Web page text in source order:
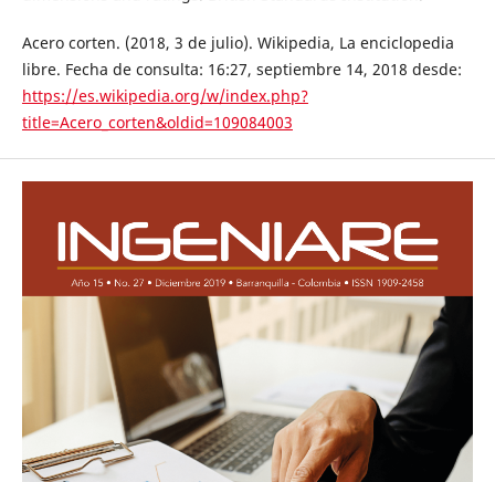
Acero corten. (2018, 3 de julio). Wikipedia, La enciclopedia
libre. Fecha de consulta: 16:27, septiembre 14, 2018 desde:
https://es.wikipedia.org/w/index.php?
title=Acero_corten&oldid=109084003